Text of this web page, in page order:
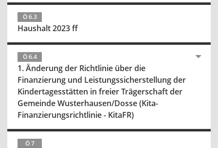
Ö 6.3
Haushalt 2023 ff
Ö 6.4
1. Änderung der Richtlinie über die
Finanzierung und Leistungssicherstellung der
Kindertagesstätten in freier Trägerschaft der
Gemeinde Wusterhausen/Dosse (Kita-
Finanzierungsrichtlinie - KitaFR)
Ö 7